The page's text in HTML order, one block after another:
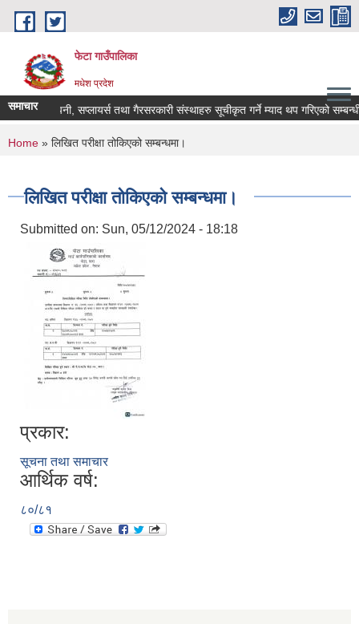
Skip to main content
फेटा गाउँपालिका
मधेश प्रदेश
समाचार
फर्म, कम्पनी, सप्लायर्स तथा गैरसरकारी संस्थाहरु सूचीकृत गर्ने म्याद थप गरिएको
You are here
Home » लिखित परीक्षा तोकिएको सम्बन्धमा।
लिखित परीक्षा तोकिएको सम्बन्धमा।
Submitted on: Sun, 05/12/2024 - 18:18
प्रकार:
सूचना तथा समाचार
आर्थिक वर्ष:
८०/८१